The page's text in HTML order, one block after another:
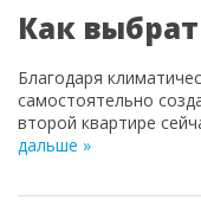
Как
Благодаря
самостоятельно
второй квартире
дальше »